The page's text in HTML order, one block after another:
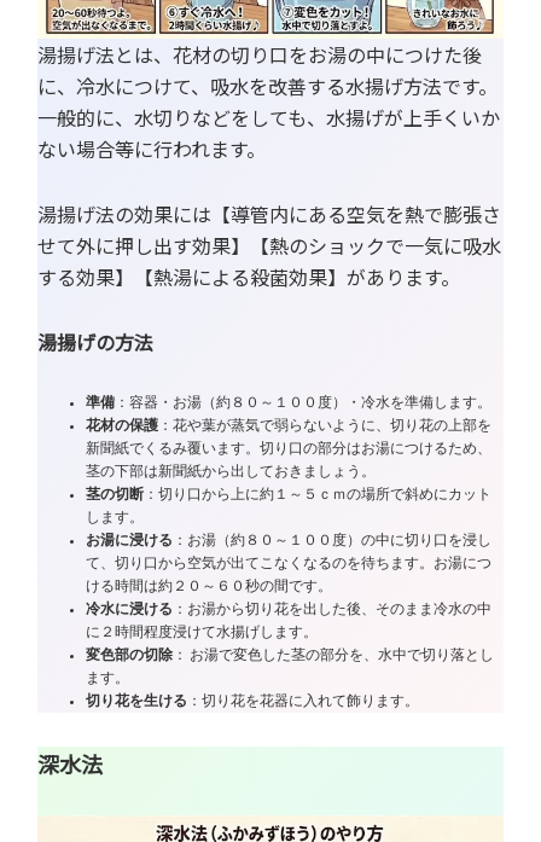
湯揚げ法とは、花材の切り口をお湯の中につけた後
に、冷水につけて、吸水を改善する水揚げ方法です。
一般的に、水切りなどをしても、水揚げが上手くいか
ない場合等に行われます。
湯揚げ法の効果には【導管内にある空気を熱で膨張さ
せて外に押し出す効果】【熱のショックで一気に吸水
する効果】【熱湯による殺菌効果】があります。
湯揚げの方法
準備 ：容器・お湯（約８０～１００度）・冷水を準備します。
花材の保護 ：花や葉が蒸気で弱らないように、切り花の上部を
新聞紙でくるみ覆います。切り口の部分はお湯につけるため、
茎の下部は新聞紙から出しておきましょう。
茎の切断 ：切り口から上に約１～５ｃｍの場所で斜めにカット
します。
お湯に浸ける ：お湯（約８０～１００度）の中に切り口を浸し
て、切り口から空気が出てこなくなるのを待ちます。お湯につ
ける時間は約２０～６０秒の間です。
冷水に浸ける ：お湯から切り花を出した後、そのまま冷水の中
に２時間程度浸けて水揚げします。
変色部の切除 ： お湯で変色した茎の部分を、水中で切り落とし
ます。
切り花を生ける ：切り花を花器に入れて飾ります。
深水法